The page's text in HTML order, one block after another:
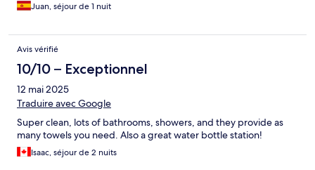
Juan, séjour de 1 nuit
Avis vérifié
10/10 – Exceptionnel
12 mai 2025
Traduire avec Google
Super clean, lots of bathrooms, showers, and they provide as
many towels you need. Also a great water bottle station!
Isaac, séjour de 2 nuits